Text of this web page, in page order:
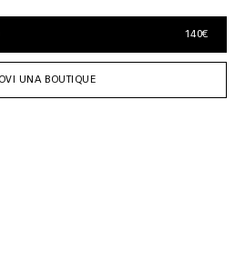
140€
UNA BOUTIQUE